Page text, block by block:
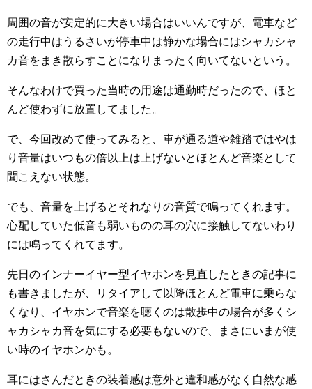
周囲の音が安定的に大きい場合はいいんですが、電車など
の走行中はうるさいが停車中は静かな場合にはシャカシャ
カ音をまき散らすことになりまったく向いてないという。
そんなわけで買った当時の用途は通勤時だったので、ほと
んど使わずに放置してました。
で、今回改めて使ってみると、車が通る道や雑踏ではやは
り音量はいつもの倍以上は上げないとほとんど音楽として
聞こえない状態。
でも、音量を上げるとそれなりの音質で鳴ってくれます。
心配していた低音も弱いものの耳の穴に接触してないわり
には鳴ってくれてます。
先日のインナーイヤー型イヤホンを見直したときの記事に
も書きましたが、リタイアして以降ほとんど電車に乗らな
くなり、イヤホンで音楽を聴くのは散歩中の場合が多くシ
ャカシャカ音を気にする必要もないので、まさにいまが使
い時のイヤホンかも。
耳にはさんだときの装着感は意外と違和感がなく自然な感